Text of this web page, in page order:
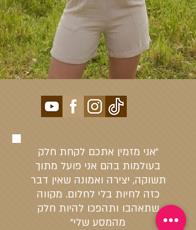
"אני מזמין אתכם לקחת חלק
בעולמות בהם אני פועל מתוך
תשוקה, יצירה ואמונה שאין דבר
כזה לחיות בלי לחלום. מקווה
שתאהבו ותהפכו להיות חלק
מהמסע שלי"